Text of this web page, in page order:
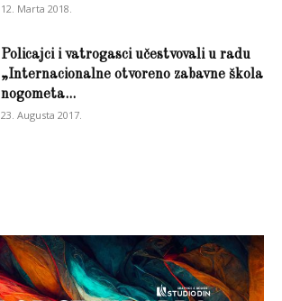
12. Marta 2018.
Policajci i vatrogasci učestvovali u radu
„Internacionalne otvoreno zabavne škola
nogometa...
23. Augusta 2017.